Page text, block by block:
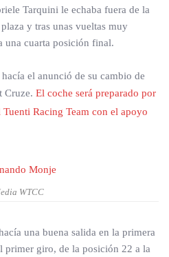
Tarquini le echaba fuera de la
y tras unas vueltas muy
una cuarta posición final.
el anunció de su cambio de
Cruze. El coche será preparado por
Racing Team con el apoyo
WTCC
una buena salida en la primera
primer giro, de la posición 22 a la